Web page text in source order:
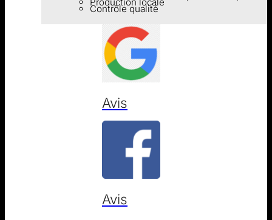
Contrôle qualité
Avis
Avis